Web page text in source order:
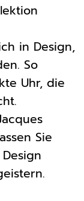
in Design,
So
Uhr, die
Sie